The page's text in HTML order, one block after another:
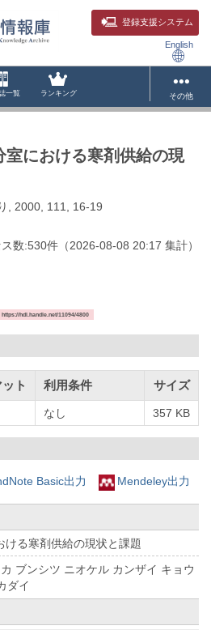
登録支援システム
English
一覧 ランキング その他
室における寒剤供給の現
, 2000, 111, 16-19
数:530件 （2026-08-08 20:17 集計）
https://hdl.handle.net/11094/4800
ト 利用条件 サイズ
なし 357 KB
Basic出力 Mendeley出力
る寒剤供給の現状と課題
ブンシツ ニオケル カンザイ キョウ
ダイ